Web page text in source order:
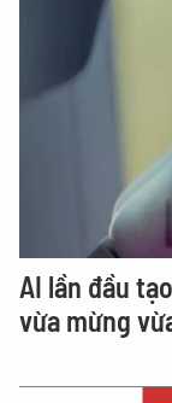
AI lần đầu
vừa mừng